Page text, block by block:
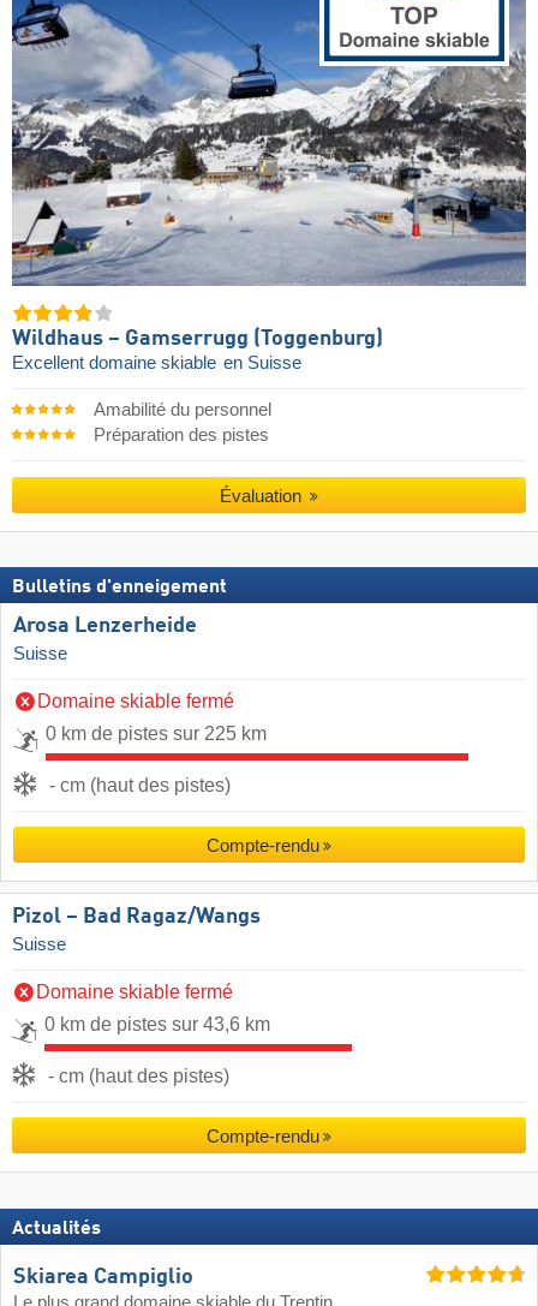
Wildhaus – Gamserrugg (Toggenburg)
Excellent domaine skiable en Suisse
Amabilité du personnel
Préparation des pistes
Évaluation
Bulletins d'enneigement
Arosa Lenzerheide
Suisse
Domaine skiable fermé
0 km de pistes sur 225 km
- cm (haut des pistes)
Compte-rendu
Pizol – Bad Ragaz/​Wangs
Suisse
Domaine skiable fermé
0 km de pistes sur 43,6 km
- cm (haut des pistes)
Compte-rendu
Actualités
Skiarea Campiglio
Le plus grand domaine skiable du Trentin